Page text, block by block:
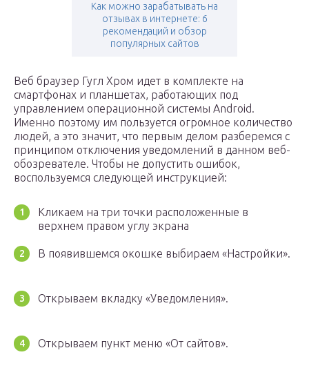
Как можно зарабатывать на
отзывах в интернете: 6
рекомендаций и обзор
популярных сайтов
Веб браузер Гугл Хром идет в комплекте на
смартфонах и планшетах, работающих под
управлением операционной системы Android.
Именно поэтому им пользуется огромное количество
людей, а это значит, что первым делом разберемся с
принципом отключения уведомлений в данном веб-
обозревателе. Чтобы не допустить ошибок,
воспользуемся следующей инструкцией:
Кликаем на три точки расположенные в
верхнем правом углу экрана
В появившемся окошке выбираем «Настройки».
Открываем вкладку «Уведомления».
Открываем пункт меню «От сайтов».